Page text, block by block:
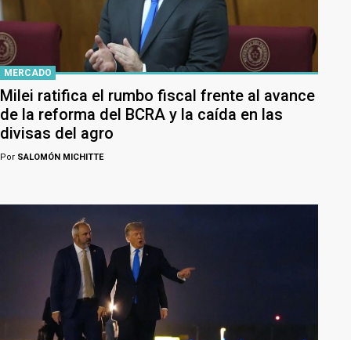
MERCADO
Milei ratifica el rumbo fiscal frente al avance
de la reforma del BCRA y la caída en las
divisas del agro
Por SALOMÓN MICHITTE